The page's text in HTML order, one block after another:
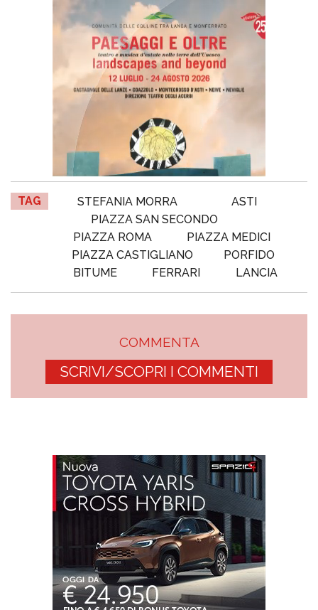
TAG STEFANIA MORRA
ASTI
PIAZZA SAN SECONDO
PIAZZA ROMA
PIAZZA MEDICI
PIAZZA CASTIGLIANO
PORFIDO
BITUME
FERRARI LANCIA
COMMENTA
SCRIVI/SCOPRI I COMMENTI